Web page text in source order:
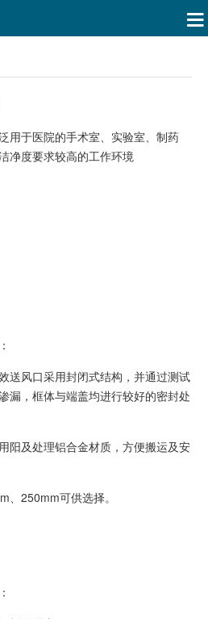
用于医院的手术室、实验室、制药
净度要求较高的工作环境
送风口采用封闭式结构，并通过测试
漏，框体与端盖均进行较好的密封处
阳及处理铝合金材质，方便搬运及安
250mm可供选择。